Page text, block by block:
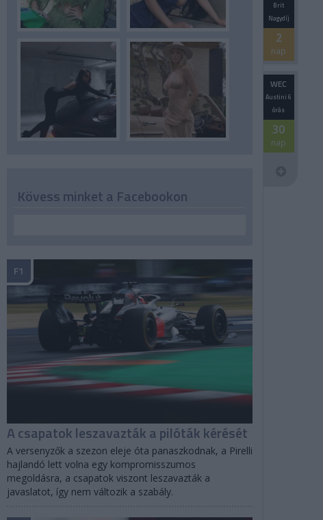
Kövess minket a Facebookon
Brit
Nagydíj
2
nap
WEC
Austini 6
órás
30
nap
A csapatok leszavazták a pilóták kérését
A versenyzők a szezon eleje óta panaszkodnak, a Pirelli
hajlandó lett volna egy kompromisszumos
megoldásra, a csapatok viszont leszavazták a
javaslatot, így nem változik a szabály.
F1